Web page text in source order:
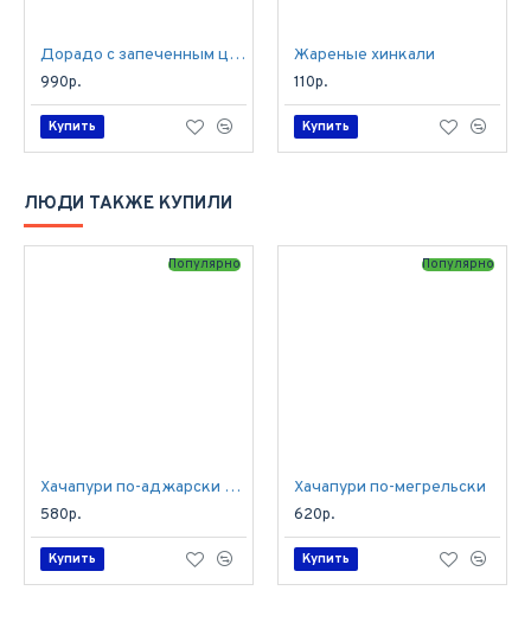
Дорадо с запеченным цукини
990р.
Купить
Жареные хинкали
110р.
Купить
ЛЮДИ ТАКЖЕ КУПИЛИ
Популярно
Хачапури по-аджарски с курицей и грибами
580р.
Купить
Популярно
Хачапури по-мегрельски
620р.
Купить